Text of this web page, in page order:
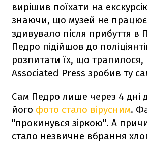
вирішив поїхати на
знаючи, що музей не
здивувало після прибуття в
Педро підійшов до
розпитати їх, що
Associated Press зробив ту
Сам Педро лише через 4 дні
його фото стало вірусним.
"прокинувся зіркою". А
стало незвичне вбрання